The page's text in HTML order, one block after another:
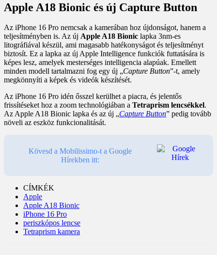
Apple A18 Bionic és új Capture Button
Az iPhone 16 Pro nemcsak a kamerában hoz újdonságot, hanem a
teljesítményben is. Az új Apple A18 Bionic lapka 3nm-es
litográfiával készül, ami magasabb hatékonyságot és teljesítményt
biztosít. Ez a lapka az új Apple Intelligence funkciók futtatására is
képes lesz, amelyek mesterséges intelligencia alapúak. Emellett
minden modell tartalmazni fog egy új „Capture Button”-t, amely
megkönnyíti a képek és videók készítését.
Az iPhone 16 Pro idén ősszel kerülhet a piacra, és jelentős
frissítéseket hoz a zoom technológiában a Tetraprism lencsékkel.
Az Apple A18 Bionic lapka és az új „Capture Button” pedig tovább
növeli az eszköz funkcionalitását.
Kövesd a Mobilissimo-t a Google
Hírekben itt:
CÍMKÉK
Apple
Apple A18 Bionic
iPhone 16 Pro
periszkópos lencse
Tetraprism kamera